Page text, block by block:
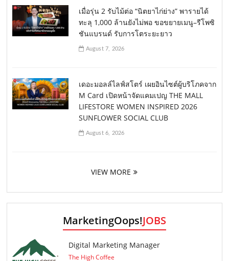
เมื่อรุ่น 2 รับไม้ต่อ “นิตยาไก่ย่าง” พารายได้
ทะลุ 1,000 ล้านยังไม่พอ ขอขยายเมนู–รีโพซิ
ชันแบรนด์ รับการโตระยะยาว
August 7, 2026
เดอะมอลล์ไลฟ์สโตร์ เผยอินไซต์ผู้บริโภคจาก
M Card เปิดหน้าจัดแคมเปญ THE MALL
LIFESTORE WOMEN INSPIRED 2026
SUNFLOWER SOCIAL CLUB
August 6, 2026
VIEW MORE
MarketingOops!JOBS
Digital Marketing Manager
The High Coffee